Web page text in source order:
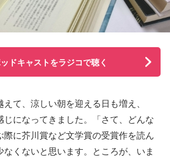
ドキャストをラジコで聴く
て、涼しい朝を迎える日も増え、
じになってきました。「さて、どんな
に芥川賞など文学賞の受賞作を読ん
くないと思います。ところが、いま